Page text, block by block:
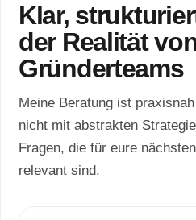
Klar,
der Realität
Gründerteams
Meine Beratung ist
nicht mit abstrakten
Fragen, die für eure
relevant sind.